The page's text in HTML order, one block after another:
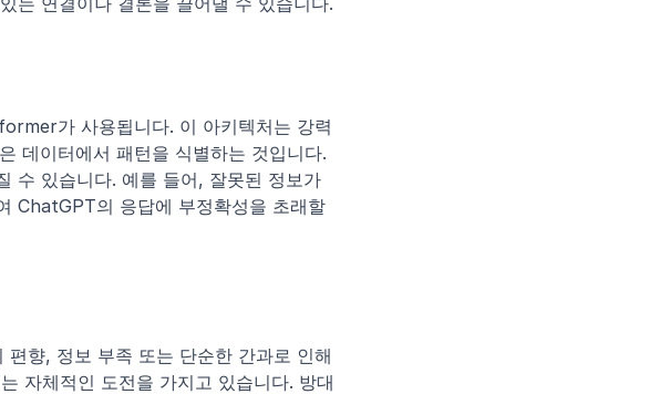
가 사용됩니다. 이 아키텍처는 강력
데이터에서 패턴을 식별하는 것입니다.
수 있습니다. 예를 들어, 잘못된 정보가
ChatGPT의 응답에 부정확성을 초래할
향, 정보 부족 또는 단순한 간과로 인해
자체적인 도전을 가지고 있습니다. 방대